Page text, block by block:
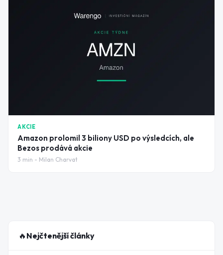
AKCIE
Amazon prolomil 3 biliony USD po výsledcích, ale
Bezos prodává akcie
3 min - Milan Charvat
🔥 Nejčtenější články